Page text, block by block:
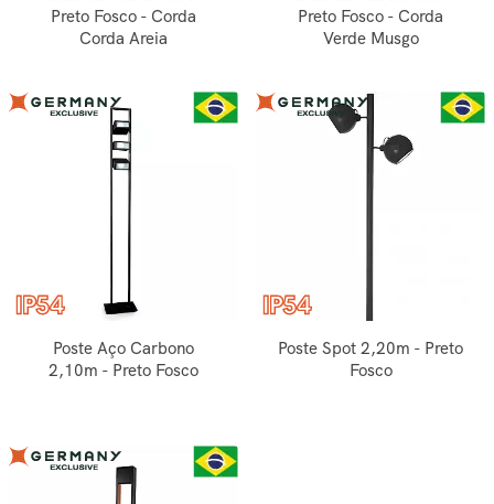
Preto Fosco - Corda
Corda Areia
Preto Fosco - Corda
Verde Musgo
Poste Aço Carbono
2,10m - Preto Fosco
Poste Spot 2,20m - Preto
Fosco